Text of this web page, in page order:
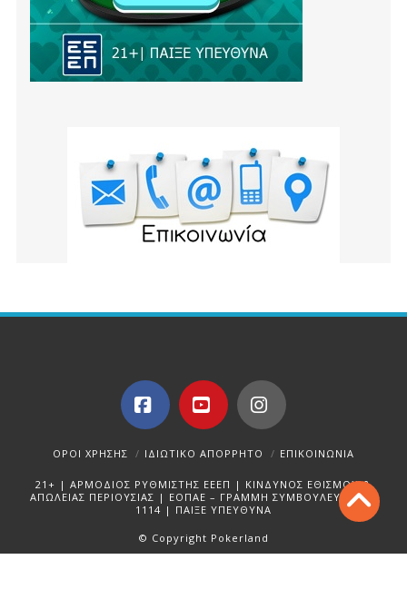
FacebookYouTubeInstagram
ΌΡΟΙ ΧΡΉΣΗΣ ΙΔΙΩΤΙΚΌ ΑΠΌΡΡΗΤΟ ΕΠΙΚΟΙΝΩΝΊΑ
21+ | ΑΡΜΟΔΙΟΣ ΡΥΘΜΙΣΤΗΣ ΕΕΕΠ | ΚΙΝΔΥΝΟΣ ΕΘΙΣΜΟΥ &
ΑΠΩΛΕΙΑΣ ΠΕΡΙΟΥΣΙΑΣ | ΕΟΠΑΕ – ΓΡΑΜΜΗ ΣΥΜΒΟΥΛΕΥΤΙΚΗΣ:
1114 | ΠΑΙΞΕ ΥΠΕΥΘΥΝΑ
© Copyright Pokerland